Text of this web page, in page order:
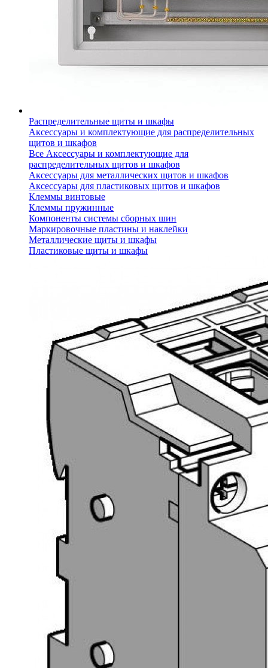
Распределительные щиты и шкафы
Аксессуары и комплектующие для распределительных
щитов и шкафов
Все Аксессуары и комплектующие для
распределительных щитов и шкафов
Аксессуары для металлических щитов и шкафов
Аксессуары для пластиковых щитов и шкафов
Клеммы винтовые
Клеммы пружинные
Компоненты системы сборных шин
Маркировочные пластины и наклейки
Металлические щиты и шкафы
Пластиковые щиты и шкафы